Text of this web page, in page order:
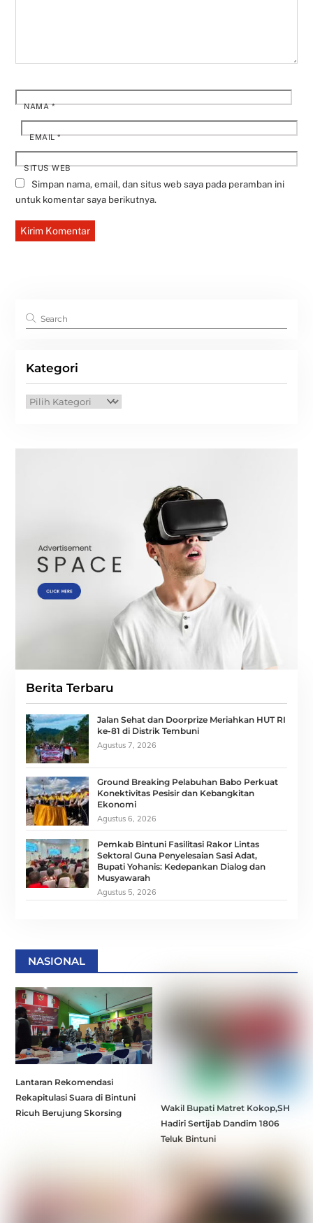
NAMA*
EMAIL*
SITUS WEB
Simpan nama, email, dan situs web saya pada peramban ini
untuk komentar saya berikutnya.
Kategori
Kategori
Berita Terbaru
Jalan Sehat dan Doorprize Meriahkan HUT RI
ke-81 di Distrik Tembuni
Agustus 7, 2026
Ground Breaking Pelabuhan Babo Perkuat
Konektivitas Pesisir dan Kebangkitan
Ekonomi
Agustus 6, 2026
Pemkab Bintuni Fasilitasi Rakor Lintas
Sektoral Guna Penyelesaian Sasi Adat,
Bupati Yohanis: Kedepankan Dialog dan
Musyawarah
Agustus 5, 2026
NASIONAL
Lantaran Rekomendasi
Rekapitulasi Suara di Bintuni
Ricuh Berujung Skorsing
Wakil Bupati Matret Kokop,SH
Hadiri Sertijab Dandim 1806
Teluk Bintuni